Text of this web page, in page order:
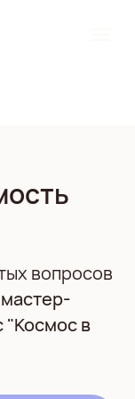
вопросов
"Космос в